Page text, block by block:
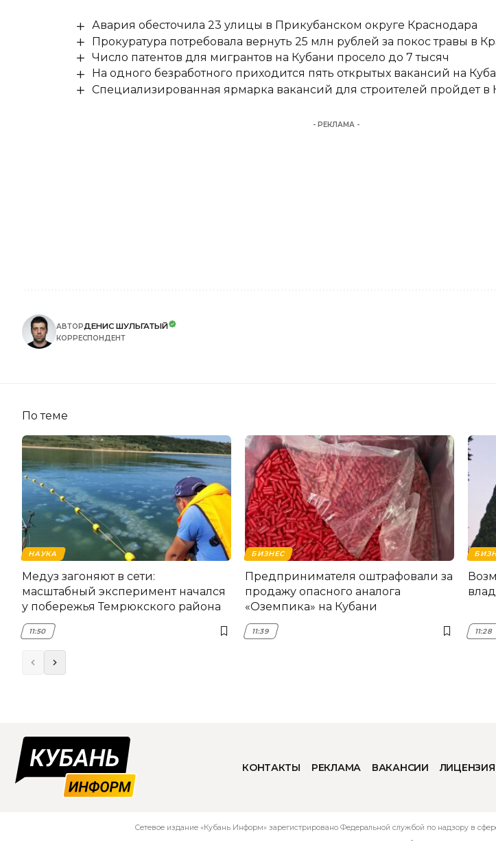
Авария обесточила 23 улицы в Прикубанском округе Краснодара
Прокуратура потребовала вернуть 25 млн рублей за покос травы в
Число патентов для мигрантов на Кубани просело до 7 тысяч
На одного безработного приходится пять открытых вакансий на
Специализированная ярмарка вакансий для строителей пройдет в
- РЕКЛАМА -
АВТОРДЕНИС ШУЛЬГАТЫЙ
КОРРЕСПОНДЕНТ
По теме
НАУКА
Медуз загоняют в сети:
масштабный эксперимент начался
у побережья Темрюкского района
11:50
БИЗНЕС
Предпринимателя оштрафовали за
продажу опасного аналога
«Оземпика» на Кубани
11:39 11:28
КОНТАКТЫ РЕКЛАМА ВАКАНСИИ
Сетевое издание «Кубань Информ» зарегистрировано Федеральной службой по надзору в